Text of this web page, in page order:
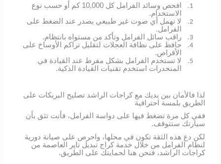
1.
افحص وسائد الفرامل كل 10,000 كم أو حسب نوع
الاستخدام.
2.
لا تهمل أي صوت غير طبيعي يصدر عند الضغط على
الفرامل.
3. راقب سائل الفرامل وتأكد من مستواه بانتظام.
4.
حافظ على نظافة العجلات لتقليل تراكم الأوساخ على
الأقراص.
5.
لا تستخدم الفرامل بشكل مفرط عند القيادة في
المنحدرات استخدم تقنيات القيادة الذكية.
لذا فالأمان بين يديك مع كراجات الراشد تصليح البريكات على
الطريق بلمسة احترافية
ففي كل مرة تضغط فيها على دواسة الفرامل، فأنت تثق بأن
سيارتك ستتوقف.
لكن دع هذه الثقة تكون في محلها، واحرص على صيانة دورية
لنظام الفرامل من خلال خدمة كراج تبديل تاير العاصمة من
كراجات الراشد، فنحن هنا لحمايتك على الطريق.